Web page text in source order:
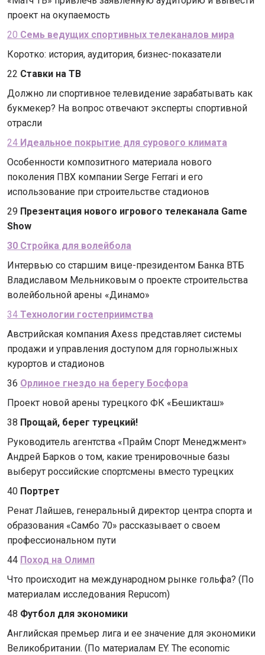
проект на окупаемость
20 Семь ведущих спортивных телеканалов мира
Коротко: история, аудитория, бизнес-показатели
22 Ставки на ТВ
Должно ли спортивное телевидение зарабатывать как
букмекер? На вопрос отвечают эксперты спортивной
отрасли
24 Идеальное покрытие для сурового климата
Особенности композитного материала нового
поколения ПВХ компании Serge Ferrari и его
использование при строительстве стадионов
29 Презентация нового игрового телеканала Game
Show
30 Стройка для волейбола
Интервью со старшим вице-президентом Банка ВТБ
Владиславом Мельниковым о проекте строительства
волейбольной арены «Динамо»
34 Технологии гостеприимства
Австрийская компания Axess представляет системы
продажи и управления доступом для горнолыжных
курортов и стадионов
36 Орлиное гнездо на берегу Босфора
Проект новой арены турецкого ФК «Бешикташ»
38 Прощай, берег турецкий!
Руководитель агентства «Прайм Спорт Менеджмент»
Андрей Барков о том, какие тренировочные базы
выберут российские спортсмены вместо турецких
40 Портрет
Ренат Лайшев, генеральный директор центра спорта и
образования «Самбо 70» рассказывает о своем
профессиональном пути
44 Поход на Олимп
Что происходит на международном рынке гольфа? (По
материалам исследования Repucom)
48 Футбол для экономики
Английская премьер лига и ее значение для экономики
Великобритании. (По материалам EY. The economic